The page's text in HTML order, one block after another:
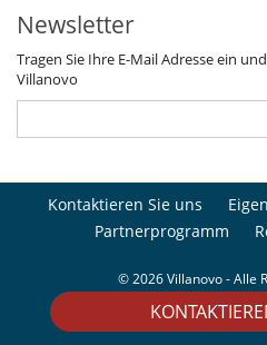
Newsletter
Tragen Sie Ihre E-Mail Adresse ein
Villanovo
Kontaktieren Sie uns
Partnerprogramm
© 2026 Villanovo - Alle